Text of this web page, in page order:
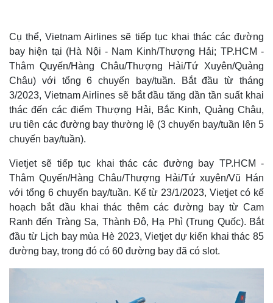
Thế giới
Quan sát
Cuộc sống đó đây
Multimedia
Video
Ảnh
Cụ thể, Vietnam Airlines sẽ tiếp tục khai thác các đường
bay hiện tại (Hà Nội - Nam Kinh/Thượng Hải; TP.HCM -
Thâm Quyến/Hàng Châu/Thượng Hải/Tứ Xuyên/Quảng
Châu) với tổng 6 chuyến bay/tuần. Bắt đầu từ tháng
3/2023, Vietnam Airlines sẽ bắt đầu tăng dần tần suất khai
thác đến các điểm Thượng Hải, Bắc Kinh, Quảng Châu,
ưu tiên các đường bay thường lệ (3 chuyến bay/tuần lên 5
chuyến bay/tuần).
Vietjet sẽ tiếp tục khai thác các đường bay TP.HCM -
Thâm Quyến/Hàng Châu/Thượng Hải/Tứ xuyên/Vũ Hán
với tổng 6 chuyến bay/tuần. Kể từ 23/1/2023, Vietjet có kế
hoạch bắt đầu khai thác thêm các đường bay từ Cam
Ranh đến Tràng Sa, Thành Đô, Hạ Phì (Trung Quốc). Bắt
đầu từ Lịch bay mùa Hè 2023, Vietjet dự kiến khai thác 85
đường bay, trong đó có 60 đường bay đã có slot.